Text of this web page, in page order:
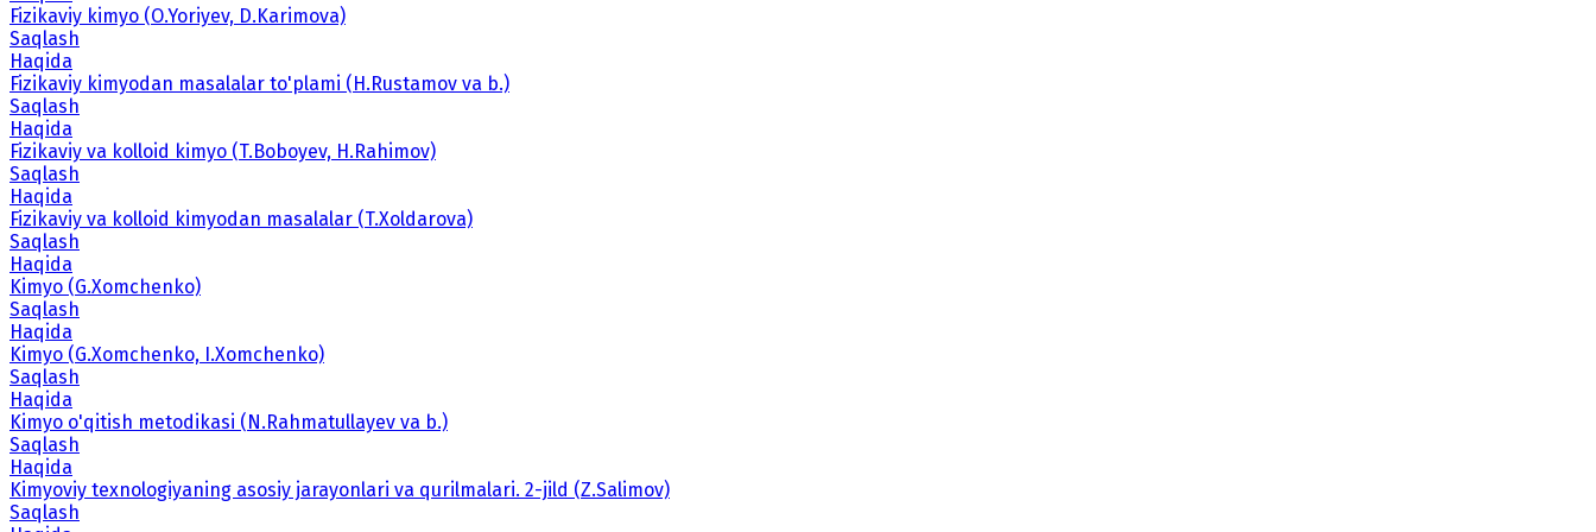
Fizikaviy kimyo (O.Yoriyev, D.Karimova)
Saqlash
Haqida
Fizikaviy kimyodan masalalar to'plami (H.Rustamov va b.)
Saqlash
Haqida
Fizikaviy va kolloid kimyo (T.Boboyev, H.Rahimov)
Saqlash
Haqida
Fizikaviy va kolloid kimyodan masalalar (T.Xoldarova)
Saqlash
Haqida
Kimyo (G.Xomchenko)
Saqlash
Haqida
Kimyo (G.Xomchenko, I.Xomchenko)
Saqlash
Haqida
Kimyo o'qitish metodikasi (N.Rahmatullayev va b.)
Saqlash
Haqida
Kimyoviy texnologiyaning asosiy jarayonlari va qurilmalari. 2-jild (Z.Salimov)
Saqlash